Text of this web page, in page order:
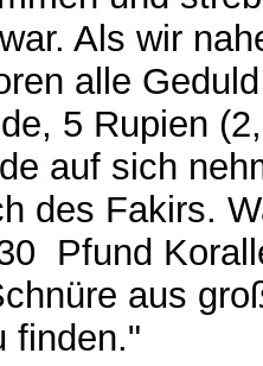
Als wir
alle
5 Rupien
auf sich
des Fakirs.
Pfund
aus
finden."